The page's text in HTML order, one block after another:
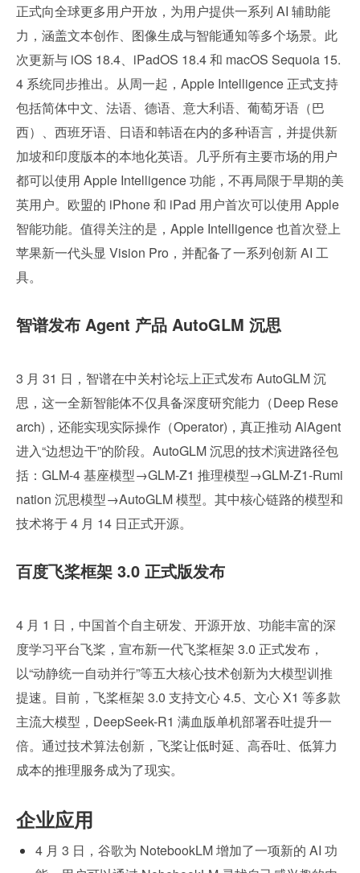
正式向全球更多用户开放，为用户提供一系列 AI 辅助能
力，涵盖文本创作、图像生成与智能通知等多个场景。此
次更新与 iOS 18.4、iPadOS 18.4 和 macOS Sequoia 15.
4 系统同步推出。从周一起，Apple Intelligence 正式支持
包括简体中文、法语、德语、意大利语、葡萄牙语（巴
西）、西班牙语、日语和韩语在内的多种语言，并提供新
加坡和印度版本的本地化英语。几乎所有主要市场的用户
都可以使用 Apple Intelligence 功能，不再局限于早期的美
英用户。欧盟的 iPhone 和 iPad 用户首次可以使用 Apple
智能功能。值得关注的是，Apple Intelligence 也首次登上
苹果新一代头显 Vision Pro，并配备了一系列创新 AI 工
具。
智谱发布 Agent 产品 AutoGLM 沉思
3 月 31 日，智谱在中关村论坛上正式发布 AutoGLM 沉
思，这一全新智能体不仅具备深度研究能力（Deep Rese
arch)，还能实现实际操作（Operator)，真正推动 AlAgent
进入“边想边干”的阶段。AutoGLM 沉思的技术演进路径包
括：GLM-4 基座模型→GLM-Z1 推理模型→GLM-Z1-Rumi
nation 沉思模型→AutoGLM 模型。其中核心链路的模型和
技术将于 4 月 14 日正式开源。
百度飞桨框架 3.0 正式版发布
4 月 1 日，中国首个自主研发、开源开放、功能丰富的深
度学习平台飞桨，宣布新一代飞桨框架 3.0 正式发布，
以“动静统一自动并行”等五大核心技术创新为大模型训推
提速。目前，飞桨框架 3.0 支持文心 4.5、文心 X1 等多款
主流大模型，DeepSeek-R1 满血版单机部署吞吐提升一
倍。通过技术算法创新，飞桨让低时延、高吞吐、低算力
成本的推理服务成为了现实。
企业应用
4 月 3 日，谷歌为 NotebookLM 增加了一项新的 AI 功